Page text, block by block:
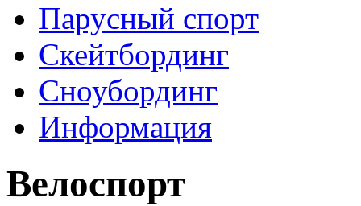
Парусный спорт
Скейтбординг
Сноубординг
Информация
Велоспорт